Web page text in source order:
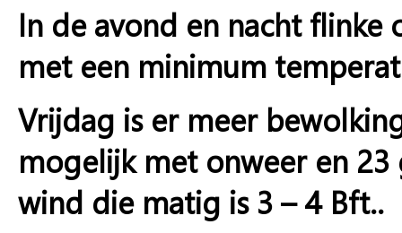
In de avond en nacht flinke
met een minimum
Vrijdag is er meer
mogelijk met onweer en
wind die matig is 3 – 4 Bft..